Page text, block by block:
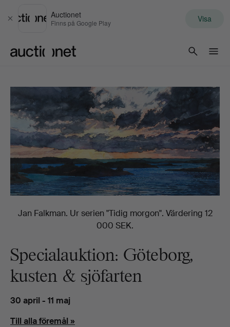
Stäng
Auctionet
Finns på Google Play Visa
Jan Falkman. Ur serien "Tidig morgon". Värdering 12
000 SEK.
Specialauktion: Göteborg,
kusten & sjöfarten
30 april - 11 maj
Till alla föremål »